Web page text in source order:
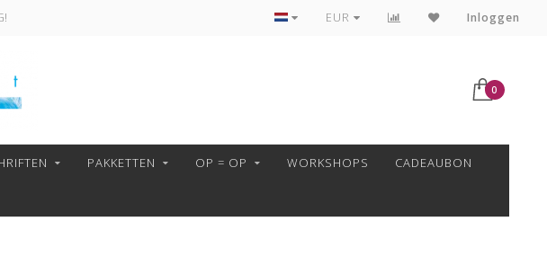
VEILIG BETALEN MET MOLLIE!
EUR Inloggen
0
PAKKETTEN OP = OP WORKSHOPS CADEAUBON